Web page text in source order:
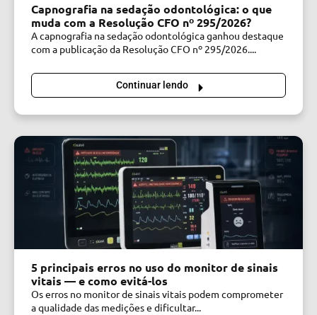
Capnografia na sedação odontológica: o que
muda com a Resolução CFO nº 295/2026?
A capnografia na sedação odontológica ganhou destaque
com a publicação da Resolução CFO nº 295/2026....
Continuar lendo
5 principais erros no uso do monitor de sinais
vitais — e como evitá-los
Os erros no monitor de sinais vitais podem comprometer
a qualidade das medições e dificultar...